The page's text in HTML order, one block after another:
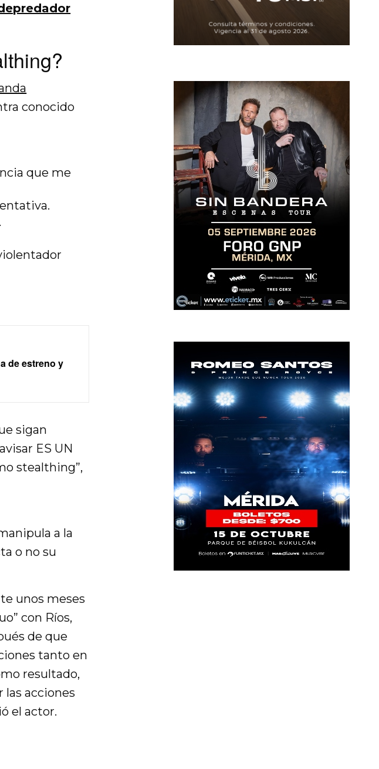
conocido
que me
de estreno y
sigan
ES UN
stealthing”,
a la
o no su
unos meses
con Ríos,
de que
tanto en
resultado,
las acciones
el actor.